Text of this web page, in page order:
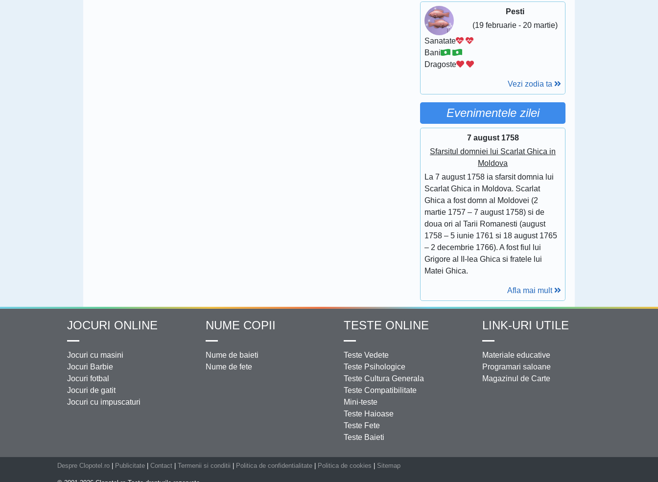
Pesti
(19 februarie - 20 martie)
Sanatate
Bani
Dragoste
Vezi zodia ta
Evenimentele zilei
7 august 1758
Sfarsitul domniei lui Scarlat Ghica in
Moldova
La 7 august 1758 ia sfarsit domnia lui
Scarlat Ghica in Moldova. Scarlat
Ghica a fost domn al Moldovei (2
martie 1757 – 7 august 1758) si de
doua ori al Tarii Romanesti (august
1758 – 5 iunie 1761 si 18 august 1765
– 2 decembrie 1766). A fost fiul lui
Grigore al II-lea Ghica si fratele lui
Matei Ghica.
Afla mai mult
JOCURI ONLINE
Jocuri cu masini
Jocuri Barbie
Jocuri fotbal
Jocuri de gatit
Jocuri cu impuscaturi
NUME COPII
Nume de baieti
Nume de fete
TESTE ONLINE
Teste Vedete
Teste Psihologice
Teste Cultura Generala
Teste Compatibilitate
Mini-teste
Teste Haioase
Teste Fete
Teste Baieti
LINK-URI UTILE
Materiale educative
Programari saloane
Magazinul de Carte
Despre Clopotel.ro Publicitate Contact Termenii si conditii Politica de confidentialitate Politica de cookies Sitemap